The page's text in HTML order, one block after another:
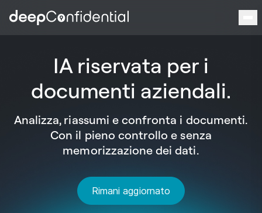
IA riservata per i
documenti aziendali.
Analizza, riassumi e confronta i documenti.
Con il pieno controllo e senza
memorizzazione dei dati.
Rimani aggiornato